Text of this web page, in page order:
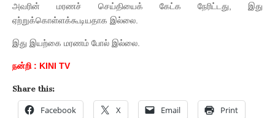
அவரின் மரணச் செய்தியைக் கேட்க நேரிட்டது, இது
ஏற்றுக்கொள்ளக்கூடியதாக இல்லை.
இது இயற்கை மரணம் போல் இல்லை.
நன்றி : KINI TV
Share this:
Facebook X Email Print